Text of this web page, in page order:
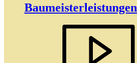
Baumeister­­leistungen